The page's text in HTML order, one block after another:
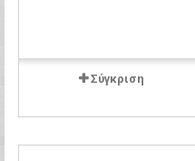
Σύγκριση